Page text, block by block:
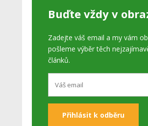
Buďte vždy v
Zadejte váš email a my vám
pošleme výběr těch
článků.